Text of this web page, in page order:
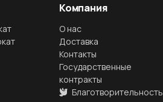
Компания
О нас
Доставка
Контакты
Государственные
контракты
Благотворительность